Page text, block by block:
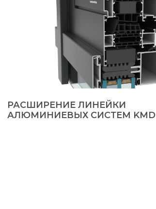
РАСШИРЕНИЕ ЛИНЕЙКИ
АЛЮМИНИЕВЫХ СИСТЕМ KMD